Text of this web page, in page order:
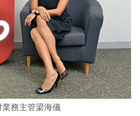
務主管梁海儀